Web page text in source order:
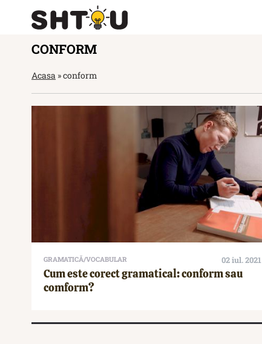
CONFORM
Acasa »conform
GRAMATICĂ/VOCABULAR 02 iul. 2021
Cum este corect gramatical: conform sau
comform?